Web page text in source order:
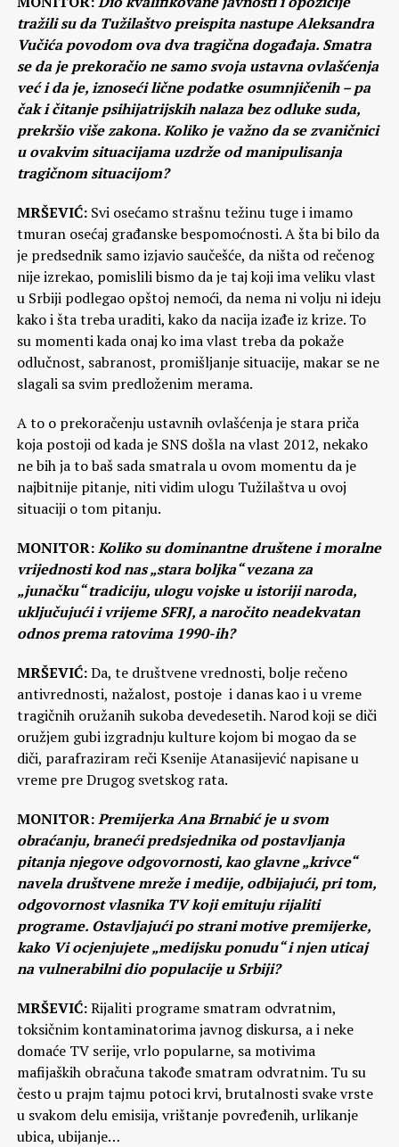
tražili su da Tužilaštvo preispita nastupe Aleksandra
Vučića povodom ova dva tragična događaja. Smatra
se da je prekoračio ne samo svoja ustavna ovlašćenja
već i da je, iznoseći lične podatke osumnjičenih – pa
čak i čitanje psihijatrijskih nalaza bez odluke suda,
prekršio više zakona. Koliko je važno da se zvaničnici
u ovakvim situacijama uzdrže od manipulisanja
tragičnom situacijom?
MRŠEVIĆ:Svi osećamo strašnu težinu tuge i imamo
tmuran osećaj građanske bespomoćnosti. A šta bi bilo da
je predsednik samo izjavio saučešće, da ništa od rečenog
nije izrekao, pomislili bismo da je taj koji ima veliku vlast
u Srbiji podlegao opštoj nemoći, da nema ni volju ni ideju
kako i šta treba uraditi, kako da nacija izađe iz krize. To
su momenti kada onaj ko ima vlast treba da pokaže
odlučnost, sabranost, promišljanje situacije, makar se ne
slagali sa svim predloženim merama.
A to o prekoračenju ustavnih ovlašćenja je stara priča
koja postoji od kada je SNS došla na vlast 2012, nekako
ne bih ja to baš sada smatrala u ovom momentu da je
najbitnije pitanje, niti vidim ulogu Tužilaštva u ovoj
situaciji o tom pitanju.
MONITOR:Koliko su dominantne društene i moralne
vrijednosti kod nas „stara boljka“ vezana za
„junačku“ tradiciju, ulogu vojske u istoriji naroda,
uključujući i vrijeme SFRJ, a naročito neadekvatan
odnos prema ratovima 1990-ih?
MRŠEVIĆ:Da, te društvene vrednosti, bolje rečeno
antivrednosti, nažalost, postoje i danas kao i u vreme
tragičnih oružanih sukoba devedesetih. Narod koji se diči
oružjem gubi izgradnju kulture kojom bi mogao da se
diči, parafraziram reči Ksenije Atanasijević napisane u
vreme pre Drugog svetskog rata.
MONITOR:Premijerka Ana Brnabić je u svom
obraćanju, braneći predsjednika od postavljanja
pitanja njegove odgovornosti, kao glavne „krivce“
navela društvene mreže i medije, odbijajući, pri tom,
odgovornost vlasnika TV koji emituju rijaliti
programe. Ostavljajući po strani motive premijerke,
kako Vi ocjenjujete „medijsku ponudu“ i njen uticaj
na vulnerabilni dio populacije u Srbiji?
MRŠEVIĆ:Rijaliti programe smatram odvratnim,
toksičnim kontaminatorima javnog diskursa, a i neke
domaće TV serije, vrlo popularne, sa motivima
mafijaških obračuna takođe smatram odvratnim. Tu su
često u prajm tajmu potoci krvi, brutalnosti svake vrste
u svakom delu emisija, vrištanje povređenih, urlikanje
ubica, ubijanje…